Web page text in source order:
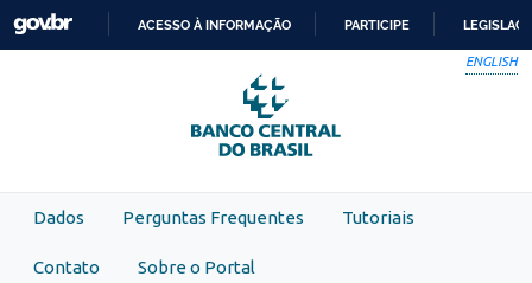
Skip to main content
PARA
O
CONTEÚDO
ACESSO À INFORMAÇÃO PARTICIPE
ENGLISH
Dados Perguntas Frequentes Tutoriais
Contato Sobre o Portal